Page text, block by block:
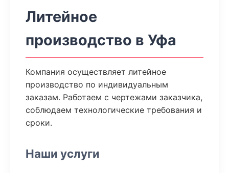
Литейное
производство в Уфа
Компания осуществляет литейное
производство по индивидуальным
заказам. Работаем с чертежами заказчика,
соблюдаем технологические требования и
сроки.
Наши услуги